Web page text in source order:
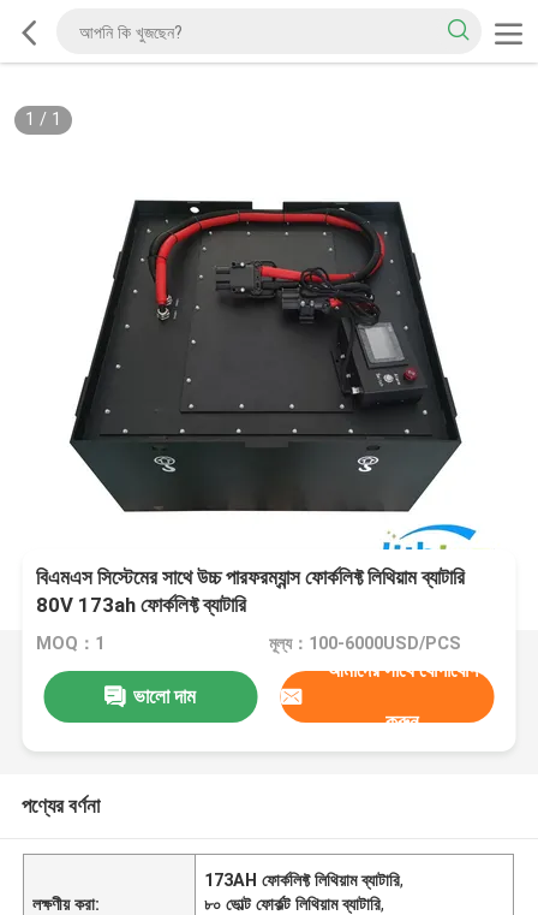
1 / 1
বিএমএস সিস্টেমের সাথে উচ্চ পারফরম্যান্স ফোর্কলিফ্ট লিথিয়াম ব্যাটারি
80V 173ah ফোর্কলিফ্ট ব্যাটারি
MOQ：1 মূল্য：100-6000USD/PCS
ভালো দাম
আমাদের সাথে যোগাযোগ
করুন
পণ্যের বর্ণনা
লক্ষণীয় করা:
173AH ফোর্কলিফ্ট লিথিয়াম ব্যাটারি,
৮০ ভোল্ট ফোর্কল্ট লিথিয়াম ব্যাটারি,